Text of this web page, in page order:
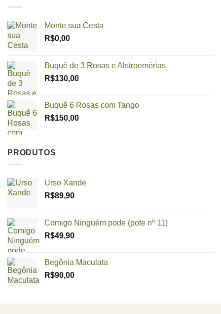
Monte sua Cesta
R$0,00
Buquê de 3 Rosas e Alstroemérias
R$130,00
Buquê 6 Rosas com Tango
R$150,00
PRODUTOS
Urso Xande
R$89,90
Comigo Ninguém pode (pote nº 11)
R$49,90
Begônia Maculata
R$90,00